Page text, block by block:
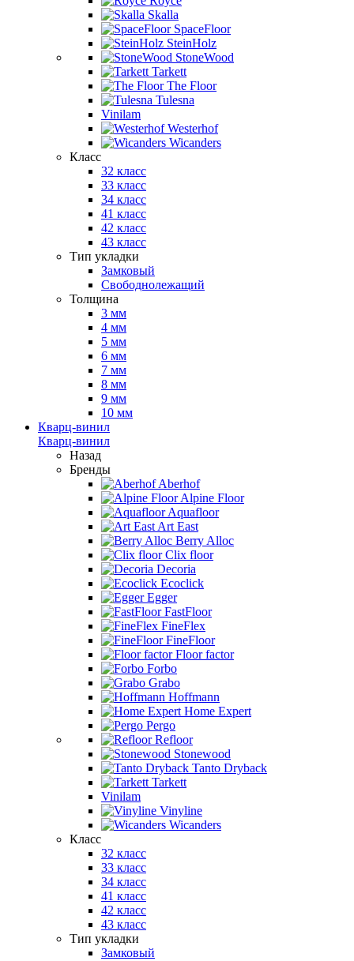
Skalla
SpaceFloor
SteinHolz
StoneWood
Tarkett
The Floor
Tulesna
Vinilam
Westerhof
Wicanders
Класс
32 класс
33 класс
34 класс
41 класс
42 класс
43 класс
Тип укладки
Замковый
Свободнолежащий
Толщина
3 мм
4 мм
5 мм
6 мм
7 мм
8 мм
9 мм
10 мм
Кварц-винил
Кварц-винил
Назад
Бренды
Aberhof
Alpine Floor
Aquafloor
Art East
Berry Alloc
Clix floor
Decoria
Ecoclick
Egger
FastFloor
FineFlex
FineFloor
Floor factor
Forbo
Grabo
Hoffmann
Home Expert
Pergo
Refloor
Stonewood
Tanto Dryback
Tarkett
Vinilam
Vinyline
Wicanders
Класс
32 класс
33 класс
34 класс
41 класс
42 класс
43 класс
Тип укладки
Замковый